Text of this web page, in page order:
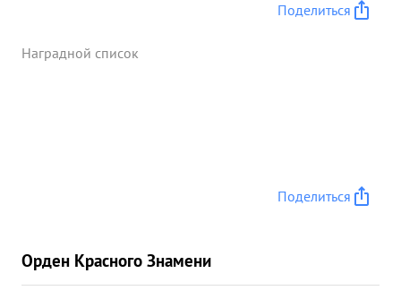
Поделиться
Наградной список
Поделиться
Орден Красного Знамени